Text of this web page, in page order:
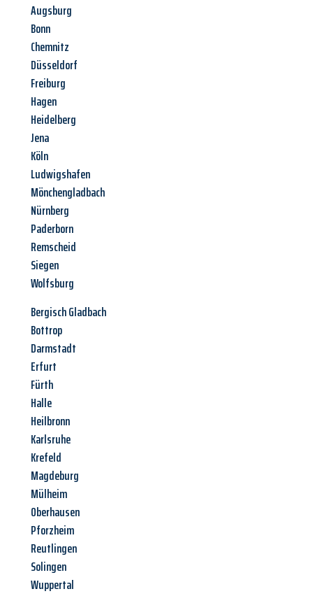
Augsburg
Bonn
Chemnitz
Düsseldorf
Freiburg
Hagen
Heidelberg
Jena
Köln
Ludwigshafen
Mönchengladbach
Nürnberg
Paderborn
Remscheid
Siegen
Wolfsburg
Bergisch Gladbach
Bottrop
Darmstadt
Erfurt
Fürth
Halle
Heilbronn
Karlsruhe
Krefeld
Magdeburg
Mülheim
Oberhausen
Pforzheim
Reutlingen
Solingen
Wuppertal